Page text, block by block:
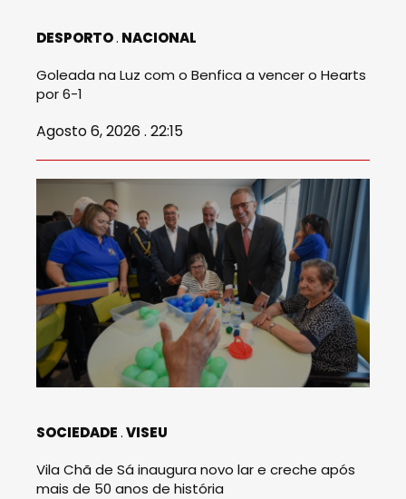
DESPORTO NACIONAL
Goleada na Luz com o Benfica a vencer o Hearts
por 6-1
Agosto 6, 2026 . 22:15
SOCIEDADE VISEU
Vila Chã de Sá inaugura novo lar e creche após
mais de 50 anos de história